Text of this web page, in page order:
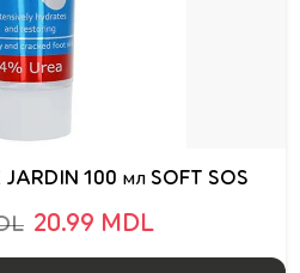
JARDIN 100 мл SOFT SOS
20.99 MDL